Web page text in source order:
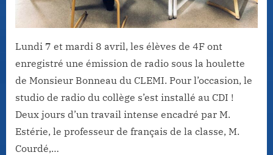
Lundi 7 et mardi 8 avril, les élèves de 4F ont
enregistré une émission de radio sous la houlette
de Monsieur Bonneau du CLEMI. Pour l’occasion, le
studio de radio du collège s’est installé au CDI !
Deux jours d’un travail intense encadré par M.
Estérie, le professeur de français de la classe, M.
Courdé,…